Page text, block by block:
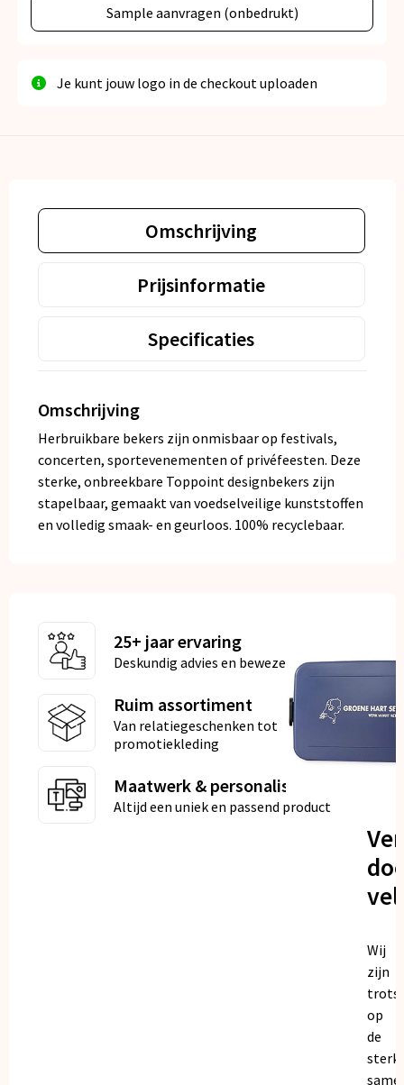
Sample aanvragen (onbedrukt)
Je kunt jouw logo in de checkout uploaden
Omschrijving
Prijsinformatie
Specificaties
Omschrijving
Herbruikbare bekers zijn onmisbaar op festivals,
concerten, sportevenementen of privéfeesten. Deze
sterke, onbreekbare Toppoint designbekers zijn
stapelbaar, gemaakt van voedselveilige kunststoffen
en volledig smaak- en geurloos. 100% recyclebaar.
25+ jaar ervaring
Deskundig advies en bewezen kwaliteit
Ruim assortiment
Van relatiegeschenken tot
promotiekleding
Maatwerk & personalisatie
Altijd een uniek en passend product
Wij
zijn
trots
op
de